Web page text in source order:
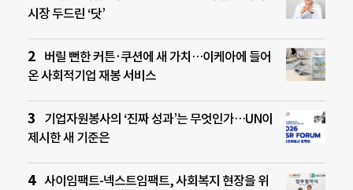
시장 두드린 ‘닷’
버릴 뻔한 커튼·쿠션에 새 가치…이케아에 들어
온 사회적기업 재봉 서비스
기업자원봉사의 ‘진짜 성과’는 무엇인가…UN이
제시한 새 기준은
사이임팩트-넥스트임팩트, 사회복지 현장을 위